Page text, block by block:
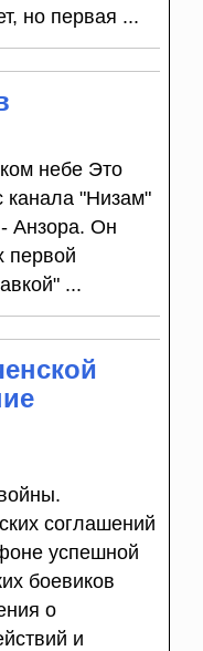
но первая ...
небе Это
канала "Низам"
Анзора. Он
первой
...
соглашений
успешной
боевиков
о
и